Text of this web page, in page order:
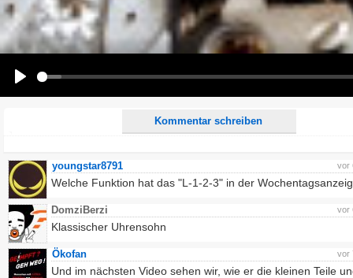
Kommentar schreiben
Alle HTML-Tags außer <br>, <strike> und <i> werden aus Deinem Kommentar entfernt.
URLs werden automatisch umgewandelt. Bitte verwende "www." oder "http://" in URLs
Ich möchte eine E-Mail, wenn auf dieser Seite weitere Kommentare erscheinen.
vor
youngstar8791
Welche Funktion hat das "L-1-2-3" in der
vor
DomziBerzi
Klassischer Uhrensohn
vor
Ökofan
Und im nächsten Video sehen wir, wie er die kleinen Teile